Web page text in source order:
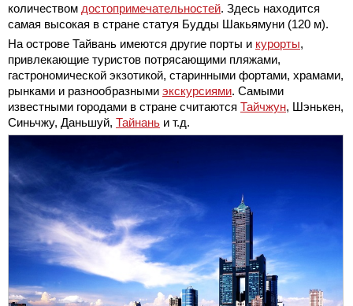
количеством достопримечательностей. Здесь находится
самая высокая в стране статуя Будды Шакьямуни (120 м).
На острове Тайвань имеются другие порты и курорты,
привлекающие туристов потрясающими пляжами,
гастрономической экзотикой, старинными фортами, храмами,
рынками и разнообразными экскурсиями. Самыми
известными городами в стране считаются Тайчжун, Шэнькен,
Синьчжу, Даньшуй, Тайнань и т.д.